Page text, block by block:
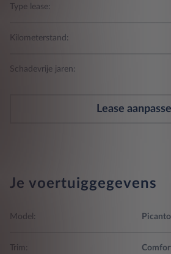
Type lease:
Kilometerstand:
Schadevrije jaren:
Lease
Je voertuiggegevens
Model: Picanto
Trim: